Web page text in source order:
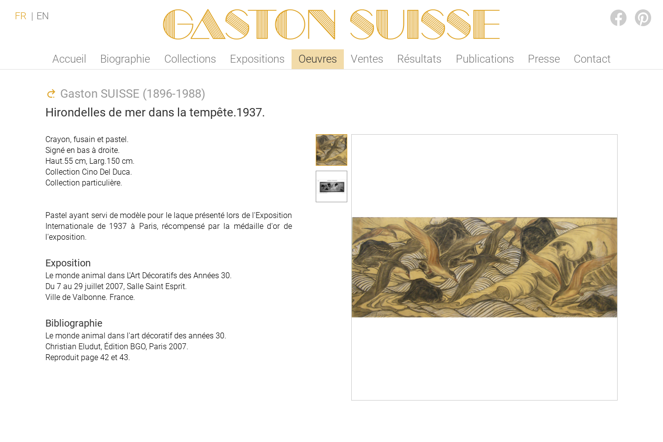
Gaston SUISSE
Accueil Biographie Collections Expositions Oeuvres Ventes Résultats Publications Presse Contact
FR EN
Gaston SUISSE (1896-1988)
Hirondelles de mer dans la tempête.1937.
Crayon, fusain et pastel.
Signé en bas à droite.
Haut.55 cm, Larg.150 cm.
Collection Cino Del Duca.
Collection particulière.
Pastel ayant servi de modèle pour le laque présenté lors de l'Exposition
Internationale de 1937 à Paris, récompensé par la médaille d'or de
l'exposition.
Exposition
Le monde animal dans L'Art Décoratifs des Années 30.
Du 7 au 29 juillet 2007, Salle Saint Esprit.
Ville de Valbonne. France.
Bibliographie
Le monde animal dans l'art décoratif des années 30.
Christian Eludut, Édition BGO, Paris 2007.
Reproduit page 42 et 43.